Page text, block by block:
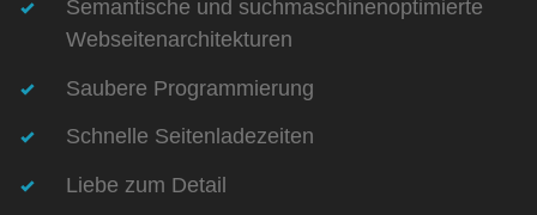
Semantische und suchmaschinenoptimierte
Webseitenarchitekturen
Saubere Programmierung
Schnelle Seitenladezeiten
Liebe zum Detail